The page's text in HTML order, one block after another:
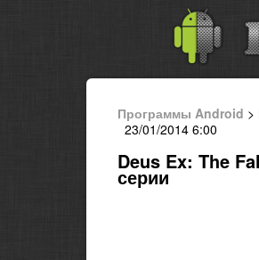
Программы Android >
23/01/2014 6:00
Deus Ex: The
серии